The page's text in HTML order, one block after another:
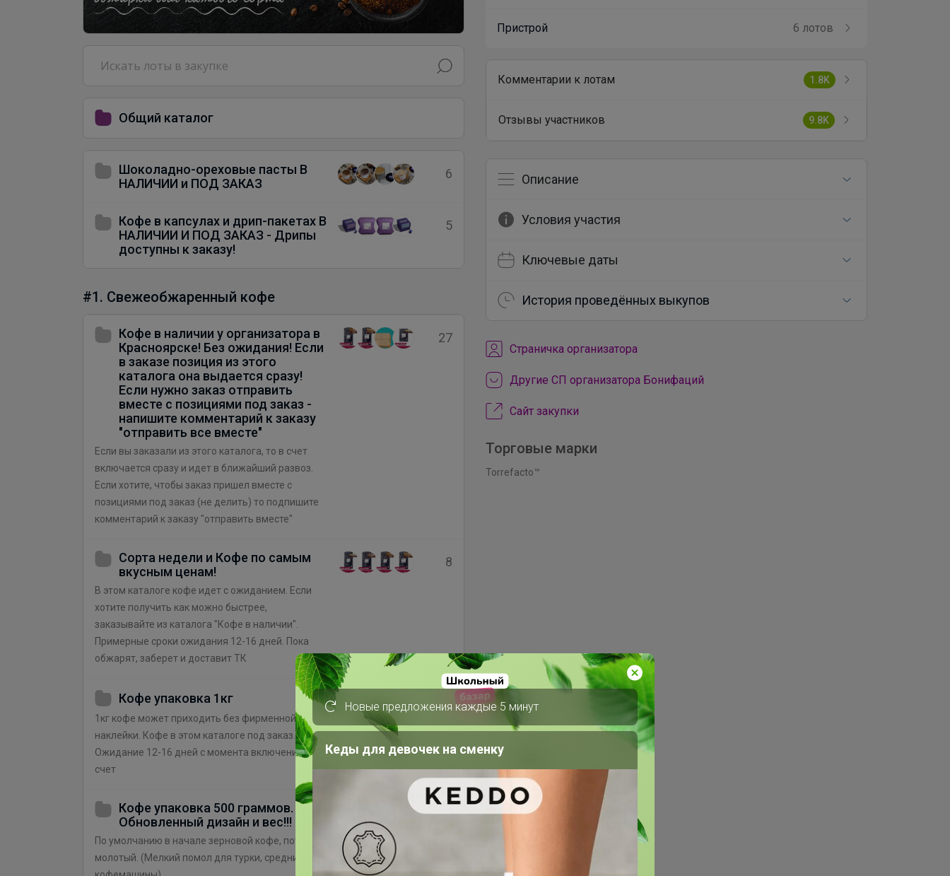
Общий каталог
Шоколадно-ореховые пасты В
НАЛИЧИИ и ПОД ЗАКАЗ
6
Кофе в капсулах и дрип-пакетах В
НАЛИЧИИ И ПОД ЗАКАЗ - Дрипы
доступны к заказу!
5
#1. Свежеобжаренный кофе
Кофе в наличии у организатора в
Красноярске! Без ожидания! Если
в заказе позиция из этого
каталога она выдается сразу!
Если нужно заказ отправить
вместе с позициями под заказ -
напишите комментарий к заказу
"отправить все вместе"
Если вы заказали из этого каталога, то в счет
включается сразу и идет в ближайший развоз.
Если хотите, чтобы заказ пришел вместе с
позициями под заказ (не делить) то подпишите
комментарий к заказу "отправить вместе"
27
Сорта недели и Кофе по самым
вкусным ценам!
В этом каталоге кофе идет с ожиданием. Если
хотите получить как можно быстрее,
заказывайте из каталога "Кофе в наличии".
Примерные сроки ожидания 12-16 дней. Пока
обжарят, заберет и доставит ТК
8
Кофе упаковка 1кг
1кг кофе может приходить без фирменной
наклейки. Кофе в этом каталоге под заказ.
Ожидание 12-16 дней с момента включения в
счет
41
Кофе упаковка 500 граммов.
Обновленный дизайн и вес!!!
По умолчанию в начале зерновой кофе, потом
молотый. (Мелкий помол для турки, средний для
66
Пристрой 6 лотов
Комментарии к лотам 1.8K
Отзывы участников 9.8K
Описание
Условия участия
Ключевые даты
История проведённых выкупов
Cтраничка организатора
Другие СП организатора Бонифаций
Сайт закупки
Торговые марки
Torrefacto™
Новые предложения каждые 5 минут
Кеды для девочек на сменку